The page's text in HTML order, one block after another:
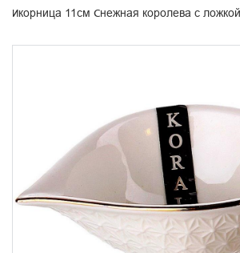
Икорница 11см Снежная королева с ложкой